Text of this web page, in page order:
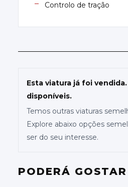
Controlo de tração
Esta viatura já foi
disponíveis.
Temos outras viaturas
Explore abaixo opções
ser do seu interesse.
PODERÁ